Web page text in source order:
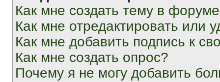
Как мне создать тему в
Как мне отредактировать или
Как мне добавить подпись к
Как мне создать опрос?
Почему я не могу добавить